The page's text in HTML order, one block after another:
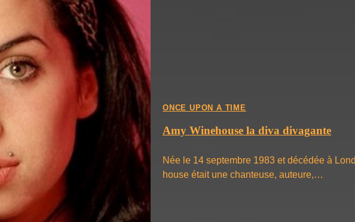
ONCE UPON A TIME
Amy Winehouse la diva divagante
Née le 14 septembre 1983 et décé­dée à
house était une chanteuse, auteure,…